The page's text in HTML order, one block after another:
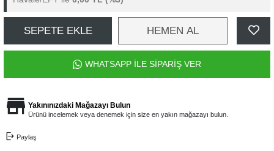
SEPETE EKLE HEMEN AL
WHATSAPP İLE SİPARİŞ VER
Yakınınızdaki Mağazayı Bulun
Ürünü incelemek veya denemek için size en yakın mağazayı bulun.
Paylaş